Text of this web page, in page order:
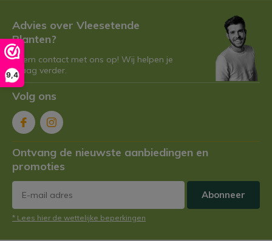
9,4
Advies over Vleesetende
Planten?
Neem contact met ons op! Wij helpen je
graag verder.
Volg ons
Ontvang de nieuwste aanbiedingen en
promoties
Abonneer
* Lees hier de wettelijke beperkingen